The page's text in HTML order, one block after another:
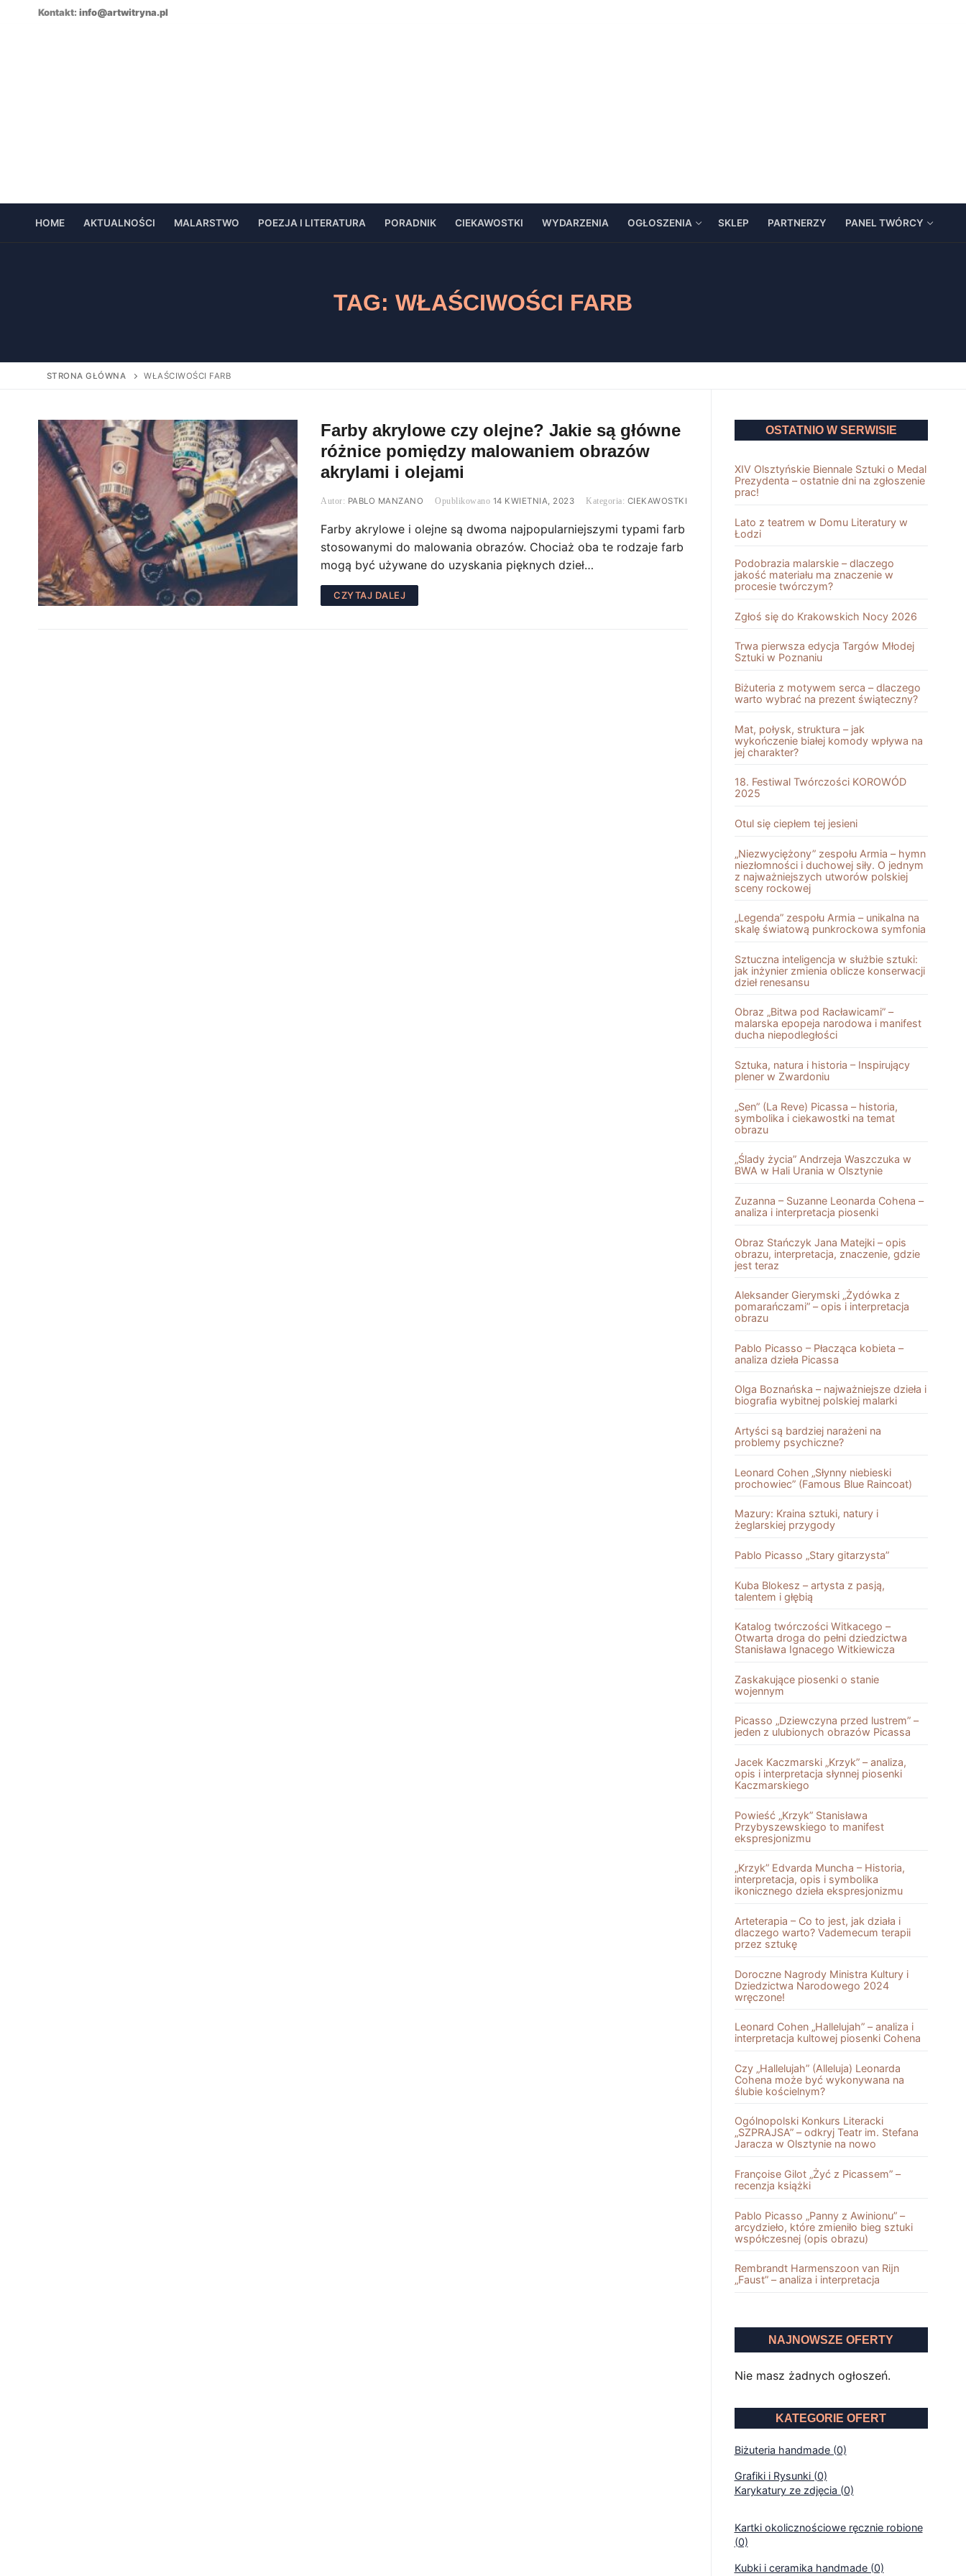
Kontakt: info@artwitryna.pl
HOME AKTUALNOŚCI MALARSTWO POEZJA I LITERATURA PORADNIK CIEKAWOSTKI WYDARZENIA OGŁOSZENIA SKLEP PARTNERZY PANEL TWÓRCY
TAG: WŁAŚCIWOŚCI FARB
STRONA GŁÓWNA WŁAŚCIWOŚCI FARB
Farby akrylowe czy olejne? Jakie są główne
różnice pomiędzy malowaniem obrazów
akrylami i olejami
PABLO MANZANO 14 KWIETNIA, 2023 CIEKAWOSTKI
Farby akrylowe i olejne są dwoma najpopularniejszymi typami farb
stosowanymi do malowania obrazów. Chociaż oba te rodzaje farb
mogą być używane do uzyskania pięknych dzieł…
CZYTAJ DALEJ
OSTATNIO W SERWISIE
XIV Olsztyńskie Biennale Sztuki o Medal
Prezydenta – ostatnie dni na zgłoszenie
prac!
Lato z teatrem w Domu Literatury w
Łodzi
Podobrazia malarskie – dlaczego
jakość materiału ma znaczenie w
procesie twórczym?
Zgłoś się do Krakowskich Nocy 2026
Trwa pierwsza edycja Targów Młodej
Sztuki w Poznaniu
Biżuteria z motywem serca – dlaczego
warto wybrać na prezent świąteczny?
Mat, połysk, struktura – jak
wykończenie białej komody wpływa na
jej charakter?
18. Festiwal Twórczości KOROWÓD
2025
Otul się ciepłem tej jesieni
„Niezwyciężony” zespołu Armia – hymn
niezłomności i duchowej siły. O jednym
z najważniejszych utworów polskiej
sceny rockowej
„Legenda” zespołu Armia – unikalna na
skalę światową punkrockowa symfonia
Sztuczna inteligencja w służbie sztuki:
jak inżynier zmienia oblicze konserwacji
dzieł renesansu
Obraz „Bitwa pod Racławicami” –
malarska epopeja narodowa i manifest
ducha niepodległości
Sztuka, natura i historia – Inspirujący
plener w Zwardoniu
„Sen” (La Reve) Picassa – historia,
symbolika i ciekawostki na temat
obrazu
„Ślady życia” Andrzeja Waszczuka w
BWA w Hali Urania w Olsztynie
Zuzanna – Suzanne Leonarda Cohena –
analiza i interpretacja piosenki
Obraz Stańczyk Jana Matejki – opis
obrazu, interpretacja, znaczenie, gdzie
jest teraz
Aleksander Gierymski „Żydówka z
pomarańczami” – opis i interpretacja
obrazu
Pablo Picasso – Płacząca kobieta –
analiza dzieła Picassa
Olga Boznańska – najważniejsze dzieła i
biografia wybitnej polskiej malarki
Artyści są bardziej narażeni na
problemy psychiczne?
Leonard Cohen „Słynny niebieski
prochowiec” (Famous Blue Raincoat)
Mazury: Kraina sztuki, natury i
żeglarskiej przygody
Pablo Picasso „Stary gitarzysta”
Kuba Blokesz – artysta z pasją,
talentem i głębią
Katalog twórczości Witkacego –
Otwarta droga do pełni dziedzictwa
Stanisława Ignacego Witkiewicza
Zaskakujące piosenki o stanie
wojennym
Picasso „Dziewczyna przed lustrem” –
jeden z ulubionych obrazów Picassa
Jacek Kaczmarski „Krzyk” – analiza,
opis i interpretacja słynnej piosenki
Kaczmarskiego
Powieść „Krzyk” Stanisława
Przybyszewskiego to manifest
ekspresjonizmu
„Krzyk” Edvarda Muncha – Historia,
interpretacja, opis i symbolika
ikonicznego dzieła ekspresjonizmu
Arteterapia – Co to jest, jak działa i
dlaczego warto? Vademecum terapii
przez sztukę
Doroczne Nagrody Ministra Kultury i
Dziedzictwa Narodowego 2024
wręczone!
Leonard Cohen „Hallelujah” – analiza i
interpretacja kultowej piosenki Cohena
Czy „Hallelujah” (Alleluja) Leonarda
Cohena może być wykonywana na
ślubie kościelnym?
Ogólnopolski Konkurs Literacki
„SZPRAJSA” – odkryj Teatr im. Stefana
Jaracza w Olsztynie na nowo
Françoise Gilot „Żyć z Picassem” –
recenzja książki
Pablo Picasso „Panny z Awinionu” –
arcydzieło, które zmieniło bieg sztuki
współczesnej (opis obrazu)
Rembrandt Harmenszoon van Rĳn
„Faust” – analiza i interpretacja
NAJNOWSZE OFERTY
Nie masz żadnych ogłoszeń.
KATEGORIE OFERT
Biżuteria handmade (0)
Grafiki i Rysunki (0)
Karykatury ze zdjęcia (0)
Kartki okolicznościowe ręcznie robione
(0)
Kubki i ceramika handmade (0)